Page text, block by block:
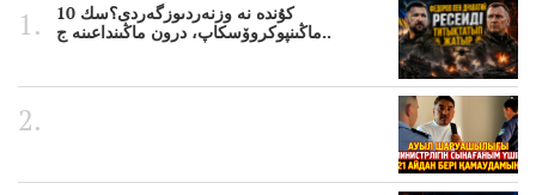
10 كۇندە نە وزنەردىوزگەردى؟سك
ماڭىنپوكروۆسكاپ، درون ماڭىنداعىنە ج..